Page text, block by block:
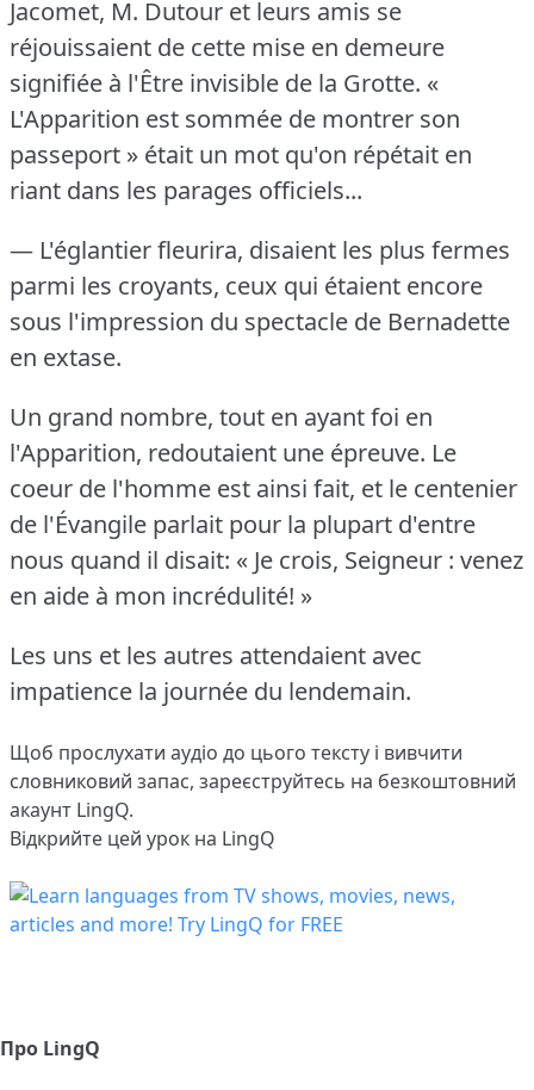
Jacomet, M. Dutour et leurs amis se
réjouissaient de cette mise en demeure
signifiée à l'Être invisible de la Grotte. «
L'Apparition est sommée de montrer son
passeport » était un mot qu'on répétait en
riant dans les parages officiels...
— L'églantier fleurira, disaient les plus fermes
parmi les croyants, ceux qui étaient encore
sous l'impression du spectacle de Bernadette
en extase.
Un grand nombre, tout en ayant foi en
l'Apparition, redoutaient une épreuve. Le
coeur de l'homme est ainsi fait, et le centenier
de l'Évangile parlait pour la plupart d'entre
nous quand il disait: « Je crois, Seigneur : venez
en aide à mon incrédulité! »
Les uns et les autres attendaient avec
impatience la journée du lendemain.
Щоб прослухати аудіо до цього тексту і вивчити
словниковий запас, зареєструйтесь на безкоштовний
акаунт LingQ.
Відкрийте цей урок на LingQ
Про LingQ